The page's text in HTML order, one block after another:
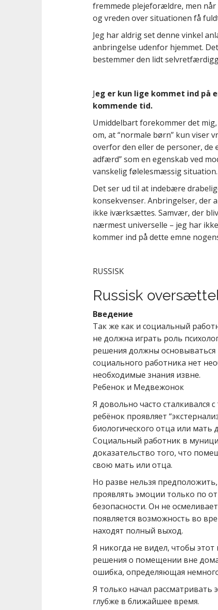
fremmede plejeforældre, men
og vreden over situationen få
Jeg har aldrig set denne vinkel
anbringelse udenfor hjemmet.
bestemmer den lidt
Jeg er kun lige kommet ind på
kommende tid.
Umiddelbart forekommer det
om, at “normale børn” kun viser
overfor den eller de personer, de
adfærd” som en egenskab ved
vanskelig følelesmæssig
Det ser ud til at indebære
konsekvenser. Anbringelser, der
ikke iværksættes. Samvær, der
nærmest universelle – jeg har
kommer ind på dette emne
RUSSISK
Russisk
Введение
Так же как и социальный
не должна играть роль
решения должны основываться
социального работника нет
необходимые знания извне.
Ребенок и Медвежонок
Я довольно часто
ребёнок проявляет
биологического отца или
Социальный работник в
доказательство того, что
свою мать или отца.
Но разве нельзя
проявлять эмоции только по
безопасности. Он не
появляется возможность во
находят полный выход.
Я никогда не видел, чтобы этот
решения о помещении вне
ошибка, определяющая
Я только начал рассматривать
глубже в ближайшее время.